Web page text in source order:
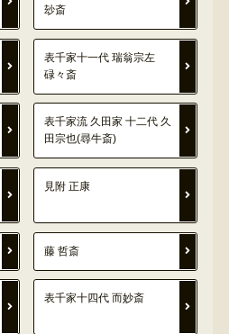
玅斎
表千家十一代 瑞翁宗左
碌々斎
表千家流 久田家 十二代 久
田宗也(尋牛斎)
見附 正康
藤 哲斎
表千家十四代 而妙斎